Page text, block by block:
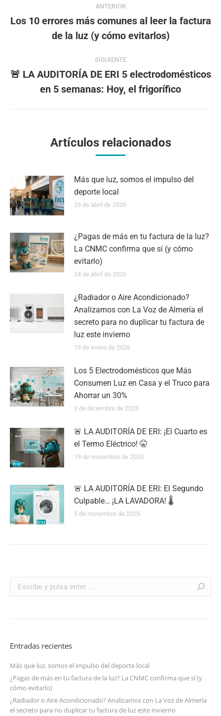
entre
publicaciones
ANTERIOR
anterior:
Los 10 errores más comunes al leer la factura
de la luz (y cómo evitarlos)
SIGUIENTE
siguiente:
🚨 LA AUDITORÍA DE ERI 5 electrodomésticos
en 5 semanas: Hoy, el frigorífico
Artículos relacionados
Más que luz, somos el impulso del
deporte local
29 de abril de 2026
¿Pagas de más en tu factura de la luz?
La CNMC confirma que sí (y cómo
evitarlo)
24 de abril de 2026
¿Radiador o Aire Acondicionado?
Analizamos con La Voz de Almería el
secreto para no duplicar tu factura de
luz este invierno
19 de enero de 2026
Los 5 Electrodomésticos que Más
Consumen Luz en Casa y el Truco para
Ahorrar un 30%
3 de diciembre de 2025
🚨 LA AUDITORÍA DE ERI: ¡El Cuarto es
el Termo Eléctrico! 🤫
19 de noviembre de 2025
🚨 LA AUDITORÍA DE ERI: El Segundo
Culpable… ¡LA LAVADORA! 🌡️
5 de noviembre de 2025
Entradas recientes
Más que luz, somos el impulso del deporte local
¿Pagas de más en tu factura de la luz? La CNMC confirma que sí (y
cómo evitarlo)
¿Radiador o Aire Acondicionado? Analizamos con La Voz de Almería
el secreto para no duplicar tu factura de luz este invierno